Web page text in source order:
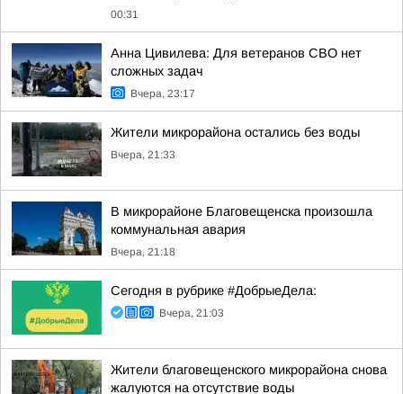
00:31
Анна Цивилева: Для ветеранов СВО нет
сложных задач
Вчера, 23:17
Жители микрорайона остались без воды
Вчера, 21:33
В микрорайоне Благовещенска произошла
коммунальная авария
Вчера, 21:18
Сегодня в рубрике #ДобрыеДела:
Вчера, 21:03
Жители благовещенского микрорайона снова
жалуются на отсутствие воды